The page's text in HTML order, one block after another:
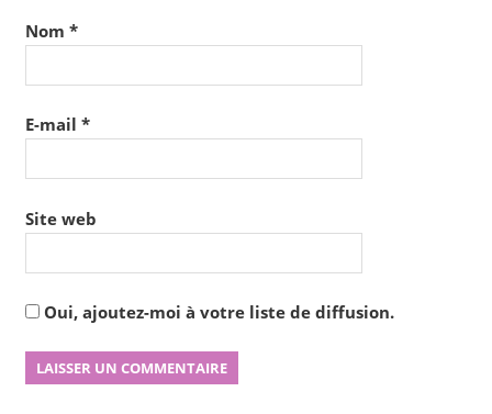
Nom *
E-mail *
Site web
Oui, ajoutez-moi à votre liste de diffusion.